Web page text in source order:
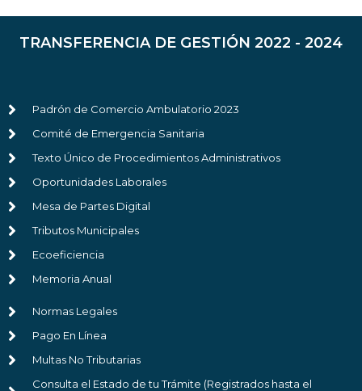
TRANSFERENCIA DE GESTIÓN 2022 - 2024
Padrón de Comercio Ambulatorio 2023
Comité de Emergencia Sanitaria
Texto Único de Procedimientos Administrativos
Oportunidades Laborales
Mesa de Partes Digital
Tributos Municipales
Ecoeficiencia
Memoria Anual
Normas Legales
Pago En Línea
Multas No Tributarias
Consulta el Estado de tu Trámite (Registrados hasta el